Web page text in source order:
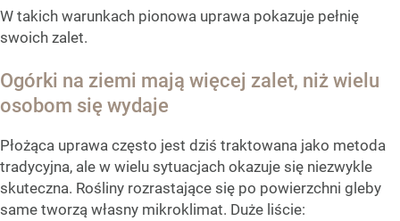
W takich warunkach pionowa uprawa pokazuje pełnię
swoich zalet.
Ogórki na ziemi mają więcej zalet, niż wielu
osobom się wydaje
Płożąca uprawa często jest dziś traktowana jako metoda
tradycyjna, ale w wielu sytuacjach okazuje się niezwykle
skuteczna. Rośliny rozrastające się po powierzchni gleby
same tworzą własny mikroklimat. Duże liście: